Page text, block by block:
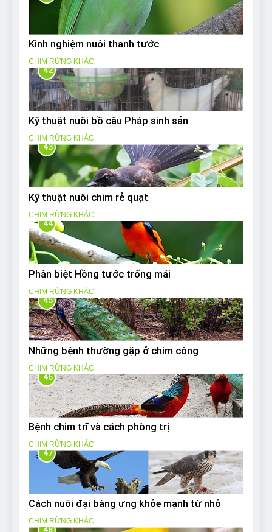
Kinh nghiệm nuôi thanh tước
CHIM RỪNG KHÁC
42
Kỹ thuật nuôi bồ câu Pháp sinh sản
CHIM RỪNG KHÁC
43
Kỹ thuật nuôi chim rẻ quạt
CHIM RỪNG KHÁC
44
Phân biệt Hồng tước trống mái
CHIM RỪNG KHÁC
45
Những bệnh thường gặp ở chim công
CHIM RỪNG KHÁC
46
Bệnh chim trĩ và cách phòng trị
CHIM RỪNG KHÁC
47
Cách nuôi đại bàng ưng khỏe mạnh từ nhỏ
CHIM RỪNG KHÁC